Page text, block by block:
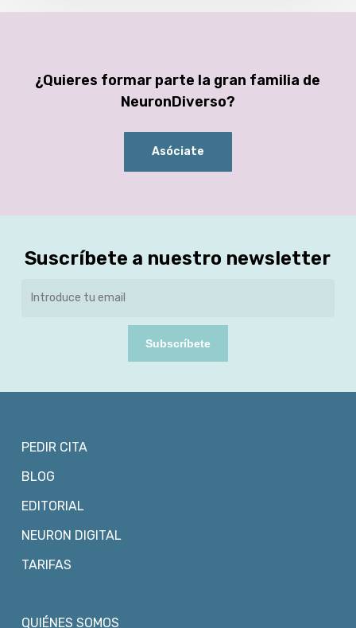
¿Quieres formar parte la gran familia de
NeuronDiverso?
Asóciate
Suscríbete a nuestro newsletter
Subscríbete
PEDIR CITA
BLOG
EDITORIAL
NEURON DIGITAL
TARIFAS
QUIÉNES SOMOS